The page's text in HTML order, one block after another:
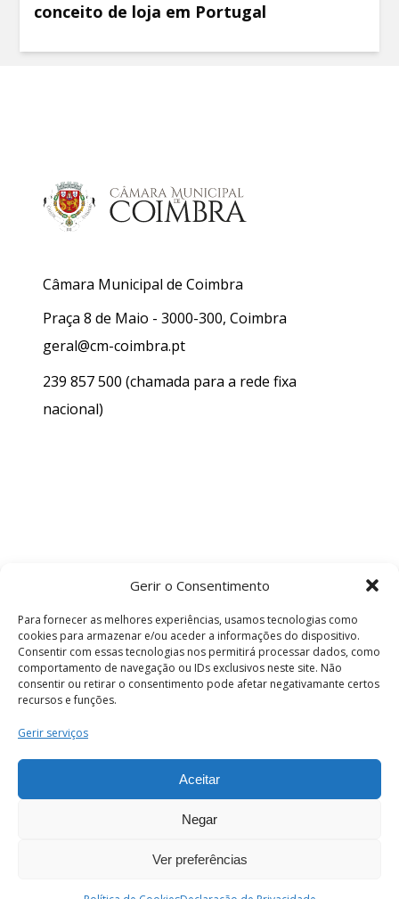
Gerir o Consentimento
Para fornecer as melhores experiências, usamos tecnologias como
cookies para armazenar e/ou aceder a informações do dispositivo.
Consentir com essas tecnologias nos permitirá processar dados, como
comportamento de navegação ou IDs exclusivos neste site. Não
consentir ou retirar o consentimento pode afetar negativamante certos
recursos e funções.
Gerir serviços
Aceitar
Negar
Ver preferências
conceito de loja em Portugal
Câmara Municipal de Coimbra
Praça 8 de Maio - 3000-300, Coimbra
geral@cm-coimbra.pt
239 857 500 (chamada para a rede fixa
nacional)
Termos e Condições
os direitos reservados.